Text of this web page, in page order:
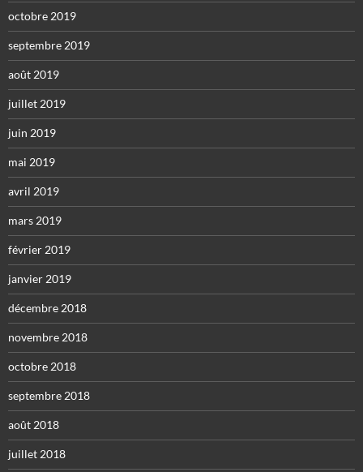
octobre 2019
septembre 2019
août 2019
juillet 2019
juin 2019
mai 2019
avril 2019
mars 2019
février 2019
janvier 2019
décembre 2018
novembre 2018
octobre 2018
septembre 2018
août 2018
juillet 2018